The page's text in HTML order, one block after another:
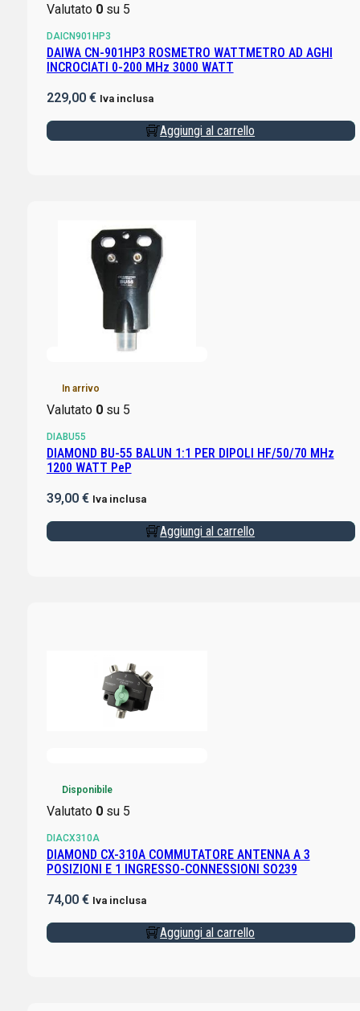
Valutato 0su 5
DAICN901HP3
DAIWA CN-901HP3 ROSMETRO WATTMETRO AD AGHI
INCROCIATI 0-200 MHz 3000 WATT
229,00 € Iva inclusa
Aggiungi al carrello
In arrivo
Valutato 0su 5
DIABU55
DIAMOND BU-55 BALUN 1:1 PER DIPOLI HF/50/70 MHz
1200 WATT PeP
39,00 € Iva inclusa
Aggiungi al carrello
Disponibile
Valutato 0su 5
DIACX310A
DIAMOND CX-310A COMMUTATORE ANTENNA A 3
POSIZIONI E 1 INGRESSO-CONNESSIONI SO239
74,00 € Iva inclusa
Aggiungi al carrello